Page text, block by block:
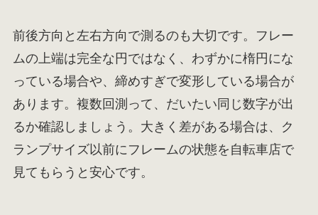
前後方向と左右方向で測るのも大切です。フレー
ムの上端は完全な円ではなく、わずかに楕円にな
っている場合や、締めすぎで変形している場合が
あります。複数回測って、だいたい同じ数字が出
るか確認しましょう。大きく差がある場合は、ク
ランプサイズ以前にフレームの状態を自転車店で
見てもらうと安心です。